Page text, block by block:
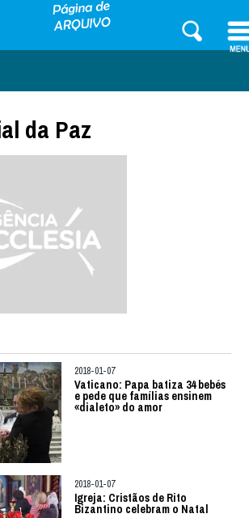
da Paz
2018-01-07
Vaticano: Papa batiza 34 bebés
e pede que famílias ensinem
«dialeto» do amor
2018-01-07
Igreja: Cristãos de Rito
Bizantino celebram o Natal